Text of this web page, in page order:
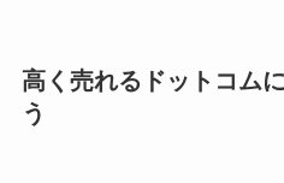
高く売れるドットコム
う